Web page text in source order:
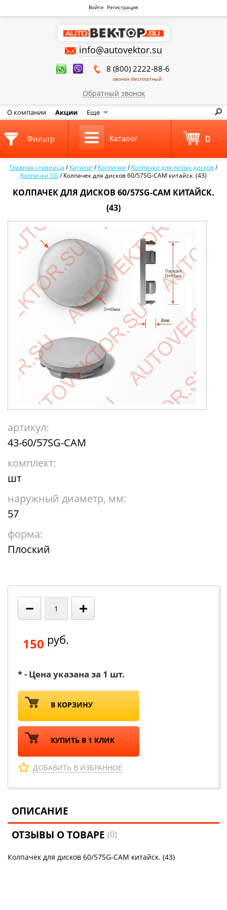
Войти Регистрация
info@autovektor.su
8 (800) 2222-88-6
звонок бесплатный
Обратный звонок
О компании Акции Еще
Главная страница /Каталог/Колпачки /Колпачки для литых дисков/
Колпачки SG /Колпачек для дисков 60/57SG-CAM китайск. (43)
КОЛПАЧЕК ДЛЯ ДИСКОВ 60/57SG-CAM КИТАЙСК.
(43)
артикул:
43-60/57SG-CAM
комплект:
шт
наружный диаметр, мм:
57
форма:
Плоский
− +
150 руб.
* - Цена указана за 1 шт.
В КОРЗИНУ
КУПИТЬ В 1 КЛИК
ДОБАВИТЬ В ИЗБРАННОЕ
ОПИСАНИЕ
ОТЗЫВЫ О ТОВАРЕ(0)
Колпачек для дисков 60/57SG-CAM китайск. (43)
Фильтр Каталог 0